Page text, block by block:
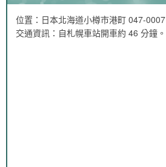
位置：日本北海道小樽市港町 047-0007
交通資訊：自札幌車站開車約 46 分鐘。